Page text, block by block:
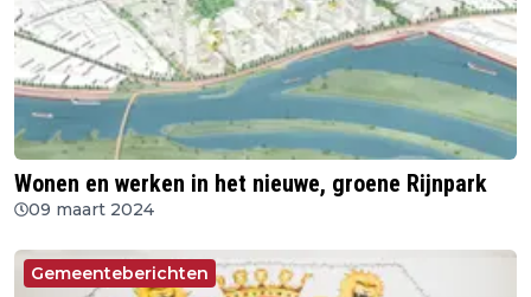
Wonen en werken in het nieuwe, groene Rijnpark
09 maart 2024
Gemeenteberichten